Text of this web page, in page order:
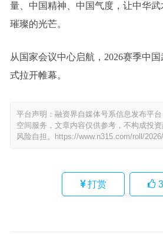
量、中国精神、中国气度，让中华
璀璨的光芒。
从国家会议中心启航，2026赛季中
式拉开帷幕。
平台声明：融资界自媒体号系信息发布平
空间服务，文章内容仅供参考，不构成投
风险自担。
https://www.n315.com/roll/
打赏